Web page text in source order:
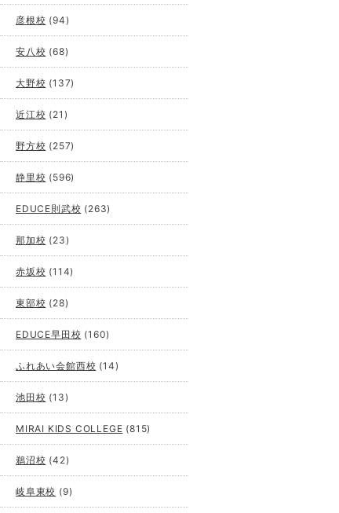
彦根校 (94)
安八校 (68)
大野校 (137)
近江校 (21)
野方校 (257)
静里校 (596)
EDUCE則武校 (263)
那加校 (23)
赤坂校 (114)
東部校 (28)
EDUCE早田校 (160)
ふれあい会館西校 (14)
池田校 (13)
MIRAI KIDS COLLEGE (815)
鵜沼校 (42)
岐阜東校 (9)